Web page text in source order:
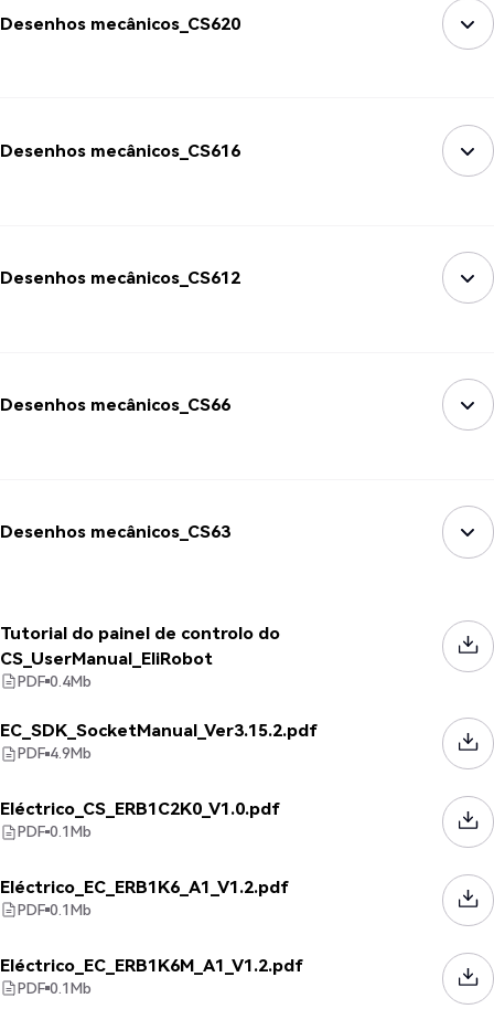
Desenhos mecânicos_CS620
Desenhos mecânicos_CS616
Desenhos mecânicos_CS612
Desenhos mecânicos_CS66
Desenhos mecânicos_CS63
Tutorial do painel de controlo do
CS_UserManual_EliRobot
PDF 0.4Mb
EC_SDK_SocketManual_Ver3.15.2.pdf
PDF 4.9Mb
Eléctrico_CS_ERB1C2K0_V1.0.pdf
PDF 0.1Mb
Eléctrico_EC_ERB1K6_A1_V1.2.pdf
PDF 0.1Mb
Eléctrico_EC_ERB1K6M_A1_V1.2.pdf
PDF 0.1Mb